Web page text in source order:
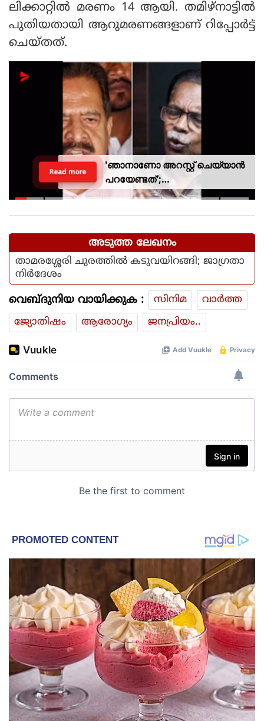
ലിക്കാറ്റില്‍ മരണം 14 ആയി. തമിഴ്‌നാട്ടില്‍
പുതിയതായി ആറുമരണങ്ങളാണ് റിപ്പോര്‍ട്ട്
ചെയ്തത്.
'ഞാനാണോ അറസ്റ്റ് ചെയ്യാൻ
പറയേണ്ടത്';
ടി.ജി.മോഹൻദാസിനെതിരായ
Read more
അടുത്ത ലേഖനം
താമരശ്ശേരി ചുരത്തില്‍ കടുവയിറങ്ങി; ജാഗ്രതാ
നിര്‍ദേശം
വെബ്ദുനിയ വായിക്കുക : സിനിമ
വാര്‍ത്ത
ജ്യോതിഷം
ആരോഗ്യം ജനപ്രിയം..